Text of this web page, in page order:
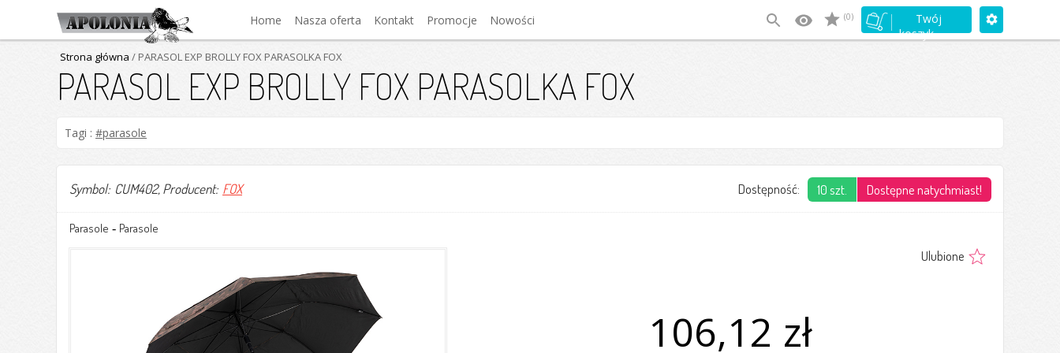
Home Nasza oferta Kontakt Promocje Nowości (0)
Twój
koszyk
Strona główna / PARASOL EXP BROLLY FOX PARASOLKA FOX
PARASOL EXP BROLLY FOX PARASOLKA FOX
Tagi : #parasole
Symbol: CUM402, Producent: FOX
Parasole - Parasole
Dostępność: 10 szt. Dostępne natychmiast!
Ulubione
106,12 zł